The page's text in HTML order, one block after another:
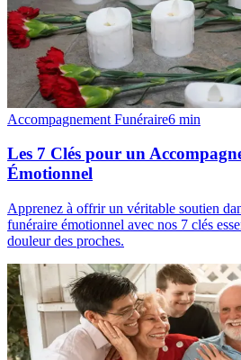
Accompagnement Funéraire6 min
Les 7 Clés pour un
Émotionnel
Apprenez à offrir un véritable soutien
funéraire émotionnel avec nos 7 clés
douleur des proches.